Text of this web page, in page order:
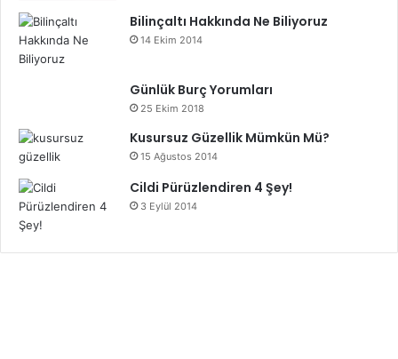
Bilinçaltı Hakkında Ne Biliyoruz
14 Ekim 2014
Günlük Burç Yorumları
25 Ekim 2018
Kusursuz Güzellik Mümkün Mü?
15 Ağustos 2014
Cildi Pürüzlendiren 4 Şey!
3 Eylül 2014